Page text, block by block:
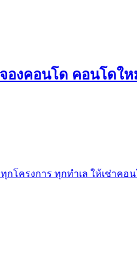
องคอนโด คอนโดใ
โครงการ ทุกทำเล ให้เช่าคอ